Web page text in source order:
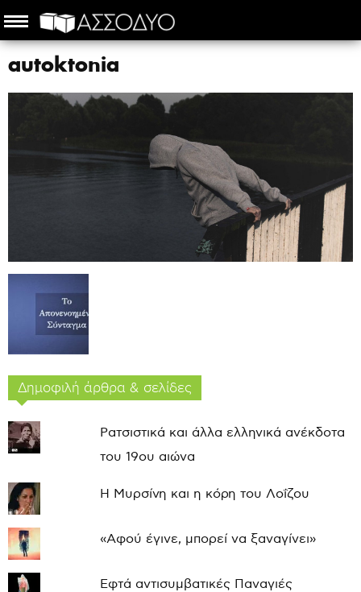
autoktonia
Δημοφιλή άρθρα & σελίδες
Ρατσιστικά και άλλα ελληνικά ανέκδοτα
του 19ου αιώνα
Η Μυρσίνη και η κόρη του Λοΐζου
«Αφού έγινε, μπορεί να ξαναγίνει»
Εφτά αντισυμβατικές Παναγιές